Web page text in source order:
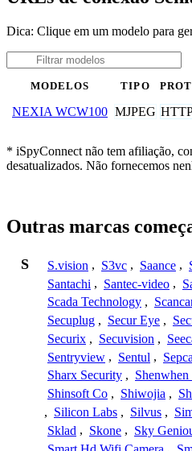
Dica: Clique em um modelo para
MODELOS TIPO
NEXIA WCW100 MJPEG
* iSpyConnect não tem afiliação,
desatualizados. Não fornecemos
Outras marcas
S S.vision , S3vc , Saance ,
Santachi , Santec-video ,
Scada Technology ,
Secuplug , Secur Eye ,
Securix , Secuvision ,
Sentryview , Sentul ,
Sharx Security ,
Shinsoft Co , Shiwojia ,
, Silicon Labs , Silvus ,
Sklad , Skone , Sky